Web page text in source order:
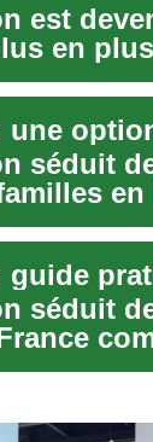
est
en plus
les
séduit
en
En
séduit
les